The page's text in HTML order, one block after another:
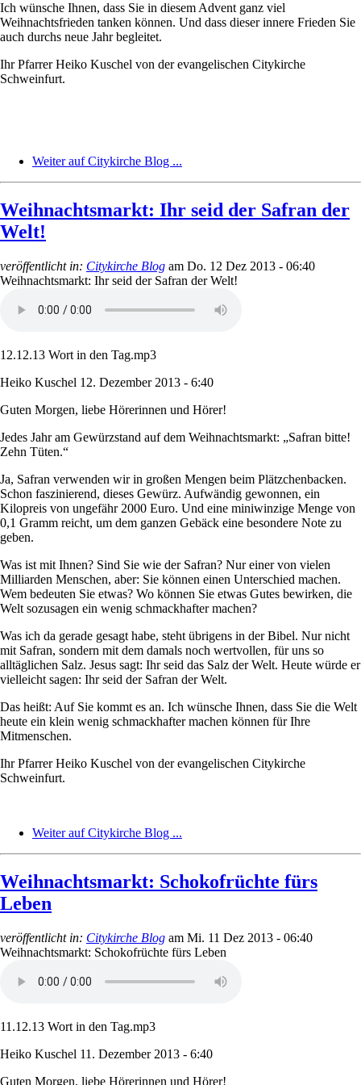
Ich wünsche Ihnen, dass Sie in diesem Advent ganz viel
Weihnachtsfrieden tanken können. Und dass dieser innere Frieden Sie
auch durchs neue Jahr begleitet.
Ihr Pfarrer Heiko Kuschel von der evangelischen Citykirche
Schweinfurt.
Weiter auf Citykirche Blog ...
Weihnachtsmarkt: Ihr seid der Safran der
Welt!
veröffentlicht in: Citykirche Blog am Do. 12 Dez 2013 - 06:40
Weihnachtsmarkt: Ihr seid der Safran der Welt!
12.12.13 Wort in den Tag.mp3
Heiko Kuschel 12. Dezember 2013 - 6:40
Guten Morgen, liebe Hörerinnen und Hörer!
Jedes Jahr am Gewürzstand auf dem Weihnachtsmarkt: „Safran bitte!
Zehn Tüten.“
Ja, Safran verwenden wir in großen Mengen beim Plätzchenbacken.
Schon faszinierend, dieses Gewürz. Aufwändig gewonnen, ein
Kilopreis von ungefähr 2000 Euro. Und eine miniwinzige Menge von
0,1 Gramm reicht, um dem ganzen Gebäck eine besondere Note zu
geben.
Was ist mit Ihnen? Sind Sie wie der Safran? Nur einer von vielen
Milliarden Menschen, aber: Sie können einen Unterschied machen.
Wem bedeuten Sie etwas? Wo können Sie etwas Gutes bewirken, die
Welt sozusagen ein wenig schmackhafter machen?
Was ich da gerade gesagt habe, steht übrigens in der Bibel. Nur nicht
mit Safran, sondern mit dem damals noch wertvollen, für uns so
alltäglichen Salz. Jesus sagt: Ihr seid das Salz der Welt. Heute würde er
vielleicht sagen: Ihr seid der Safran der Welt.
Das heißt: Auf Sie kommt es an. Ich wünsche Ihnen, dass Sie die Welt
heute ein klein wenig schmackhafter machen können für Ihre
Mitmenschen.
Ihr Pfarrer Heiko Kuschel von der evangelischen Citykirche
Schweinfurt.
Weiter auf Citykirche Blog ...
Weihnachtsmarkt: Schokofrüchte fürs
Leben
veröffentlicht in: Citykirche Blog am Mi. 11 Dez 2013 - 06:40
Weihnachtsmarkt: Schokofrüchte fürs Leben
11.12.13 Wort in den Tag.mp3
Heiko Kuschel 11. Dezember 2013 - 6:40
Guten Morgen, liebe Hörerinnen und Hörer!